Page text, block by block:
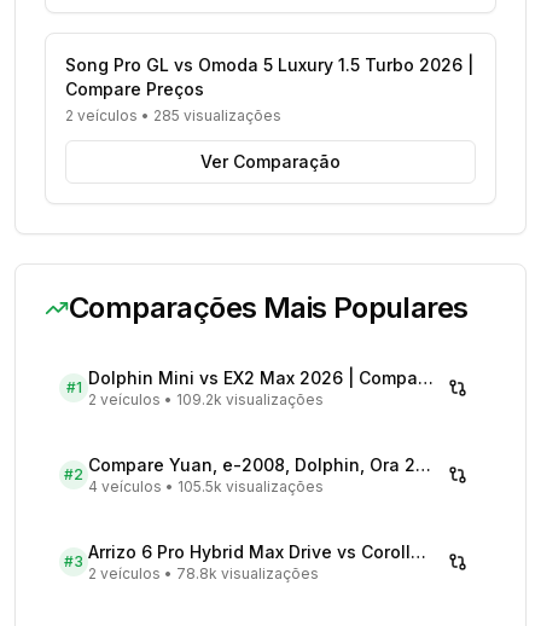
Song Pro GL vs Omoda 5 Luxury 1.5 Turbo 2026 |
Compare Preços
2 veículos • 285 visualizações
Ver Comparação
Comparações Mais Populares
#1 Dolphin Mini vs EX2 Max 2026 | Compare Preços
2 veículos • 109.2k visualizações
#2 Compare Yuan, e-2008, Dolphin, Ora 2026 | Veículos Elétricos
4 veículos • 105.5k visualizações
#3 Arrizo 6 Pro Hybrid Max Drive vs Corolla Cross XRX Hybrid - Comparativo Completo
2 veículos • 78.8k visualizações